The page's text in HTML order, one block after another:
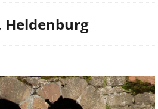
Heldenburg